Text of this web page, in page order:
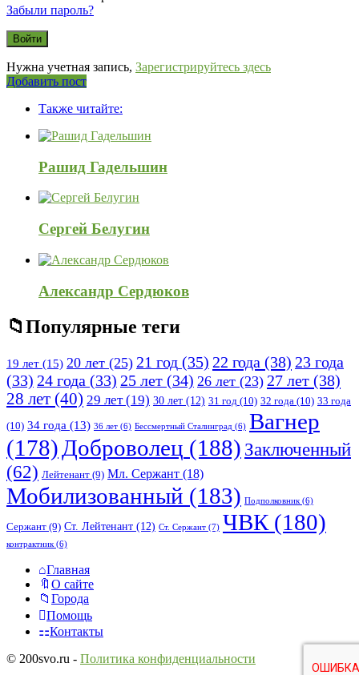
Забыли пароль?
Нужна учетная запись, Зарегистрируйтесь здесь
Боковая
Добавить пост
120x600Также читайте:
Рашид Гадельшин
Сергей Белугин
Александр Сердюков
Популярные теги
19 лет (15) 20 лет (25) 21 год (35) 22 года (38) 23 года
(33) 24 года (33) 25 лет (34) 26 лет (23) 27 лет (38)
28 лет (40) 29 лет(19) 30 лет (12) 31 год (10) 32 года (10) 33 года
(10) 34 года (13) 36 лет (6) Бессмертный Сталинград (6) Вагнер
(178)Доброволец (188) Заключенный
(62) Лейтенант (9) Мл. Сержант (18)
Мобилизованный (183) Подполковник(6)
Сержант (9) Ст. Лейтенант (12) Ст. Сержант (7) ЧВК(180)
контрактник(6)
Исследовать
Главная
О сайте
Города
Помощь
Контакты
© 200svo.ru - Политика конфиденциальности